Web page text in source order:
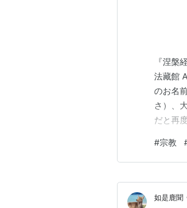
『涅槃
法藏館
のお名
さ）、
だと再
につい
全体を
#宗教
如是鹿聞